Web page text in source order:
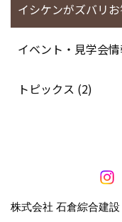
イシケンがズバリ
イベント・見学会
トピックス (2)
株式会社 石倉綜合建設